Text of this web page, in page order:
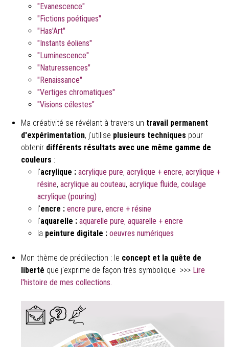
"Evanescence"
"Fictions poétiques"
"Has'Art"
"Instants éoliens"
"Luminescence"
"Naturessences"
"Renaissance"
"Vertiges chromatiques"
"Visions célestes"
Ma créativité se révélant à travers un travail permanent
d'expérimentation, j'utilise plusieurs techniques pour
obtenir différents résultats avec une même gamme de
couleurs :
l'acrylique : acrylique pure, acrylique + encre, acrylique +
résine, acrylique au couteau, acrylique fluide, coulage
acrylique (pouring)
l'encre : encre pure, encre + résine
l'aquarelle : aquarelle pure, aquarelle + encre
la peinture digitale :oeuvres numériques
Mon thème de prédilection : le concept et la quête de
liberté que j'exprime de façon très symbolique >>> Lire
l'histoire de mes collections.